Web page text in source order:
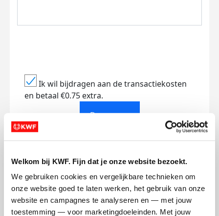
Welkom bij KWF. Fijn dat je onze website bezoekt.
We gebruiken cookies en vergelijkbare technieken om
onze website goed te laten werken, het gebruik van onze
website en campagnes te analyseren en — met jouw
toestemming — voor marketingdoeleinden. Met jouw
Ik wil bijdragen aan de transactiekosten
en betaal €0.75 extra.
Doneer nu
Opgehaald
€101
Streefbedrag
€2.500